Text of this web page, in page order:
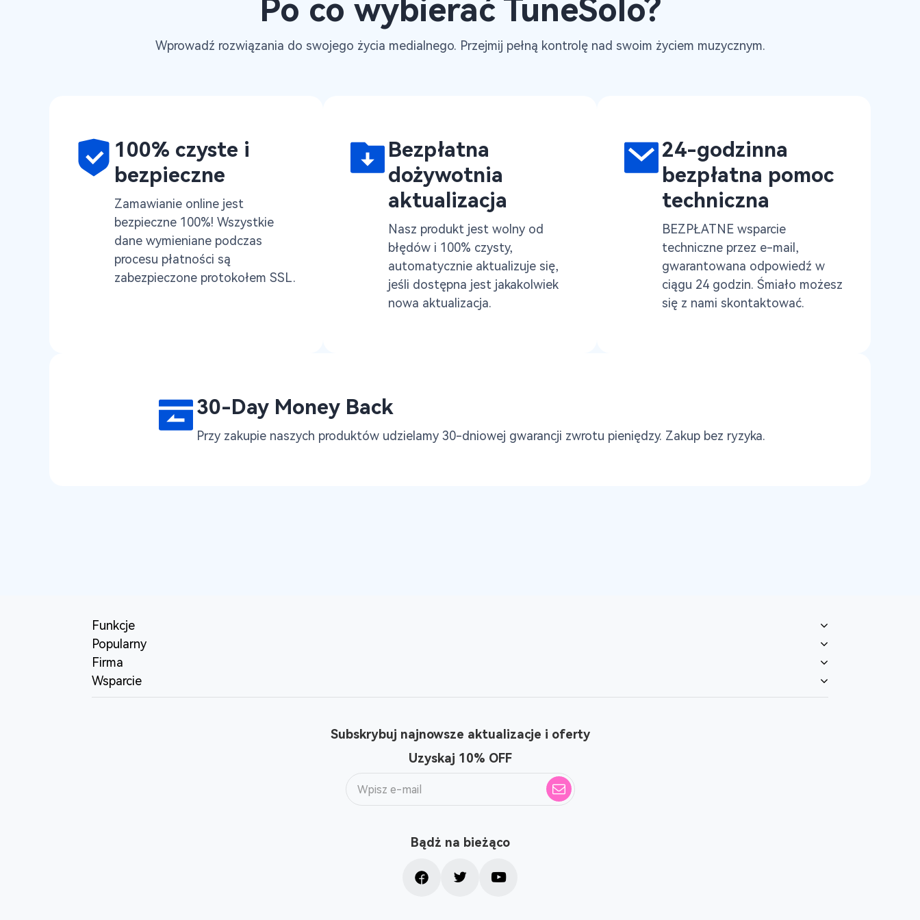
Po co wybierać TuneSolo?
Wprowadź rozwiązania do swojego życia medialnego. Przejmij pełną kontrolę nad swoim życiem muzycznym.
100% czyste i
bezpieczne
Zamawianie online jest
bezpieczne 100%! Wszystkie
dane wymieniane podczas
procesu płatności są
zabezpieczone protokołem SSL.
Bezpłatna
dożywotnia
aktualizacja
Nasz produkt jest wolny od
błędów i 100% czysty,
automatycznie aktualizuje się,
jeśli dostępna jest jakakolwiek
nowa aktualizacja.
24-godzinna
bezpłatna pomoc
techniczna
BEZPŁATNE wsparcie
techniczne przez e-mail,
gwarantowana odpowiedź w
ciągu 24 godzin. Śmiało możesz
się z nami skontaktować.
30-Day Money Back
Przy zakupie naszych produktów udzielamy 30-dniowej gwarancji zwrotu pieniędzy. Zakup bez ryzyka.
Funkcje
Popularny
Firma
Wsparcie
Subskrybuj najnowsze aktualizacje i oferty
Uzyskaj 10% OFF
Bądż na bieżąco